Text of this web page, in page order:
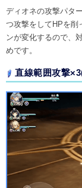
ディオネの攻撃パタ
つ攻撃をしてHPを削
ンが変化するので、
めです。
直線範囲攻撃